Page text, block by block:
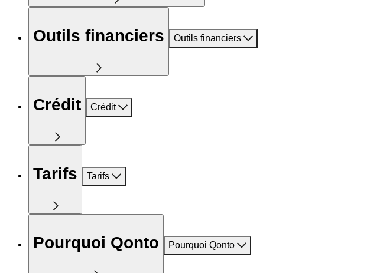
Outils financiers Outils financiers
Crédit Crédit
Tarifs Tarifs
Pourquoi Qonto Pourquoi Qonto